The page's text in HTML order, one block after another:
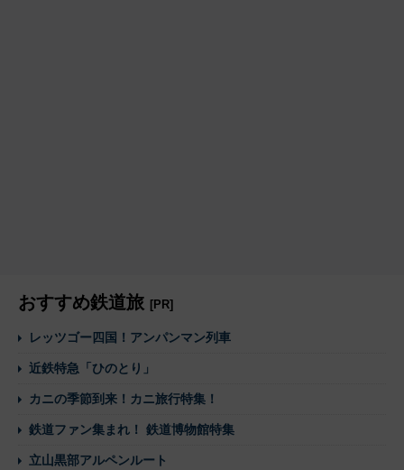
おすすめ鉄道旅 [PR]
レッツゴー四国！アンパンマン列車
近鉄特急「ひのとり」
カニの季節到来！カニ旅行特集！
鉄道ファン集まれ！ 鉄道博物館特集
立山黒部アルペンルート